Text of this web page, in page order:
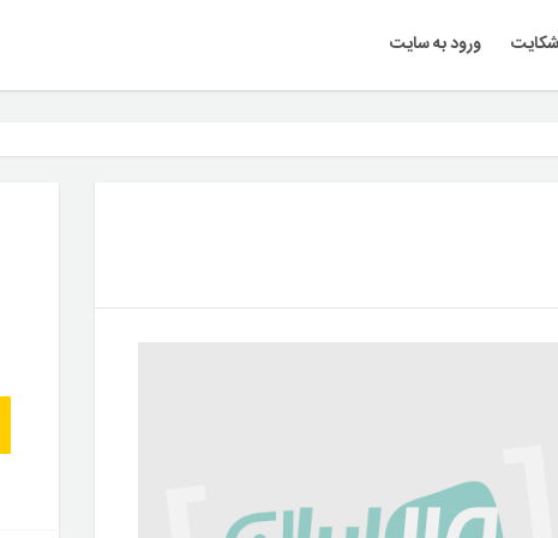
ورود به سایت